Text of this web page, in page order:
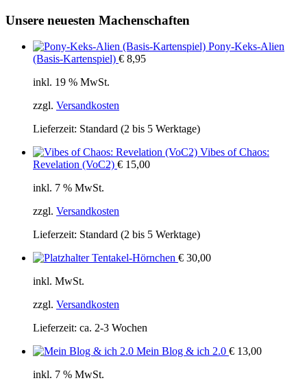
Unsere neuesten Machenschaften
Pony-Keks-Alien
(Basis-Kartenspiel) € 8,95
inkl. 19 % MwSt.
zzgl. Versandkosten
Lieferzeit: Standard (2 bis 5 Werktage)
Vibes of Chaos:
Revelation (VoC2) € 15,00
inkl. 7 % MwSt.
zzgl. Versandkosten
Lieferzeit: Standard (2 bis 5 Werktage)
Tentakel-Hörnchen € 30,00
inkl. MwSt.
zzgl. Versandkosten
Lieferzeit: ca. 2-3 Wochen
Mein Blog & ich 2.0 € 13,00
inkl. 7 % MwSt.